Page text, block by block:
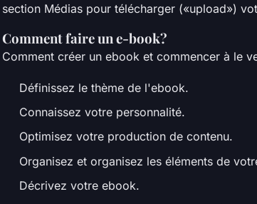
section Médias pour télécharger («upload»)
Comment faire un e-book?
Comment créer un ebook et commencer à le
Définissez le thème de l'ebook.
Connaissez votre personnalité.
Optimisez votre production de contenu.
Organisez et organisez les éléments de
Décrivez votre ebook.